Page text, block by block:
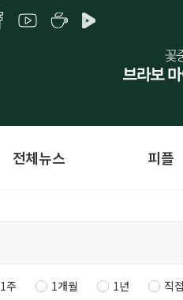
전체뉴스 피플
1주 1개월 1년 직